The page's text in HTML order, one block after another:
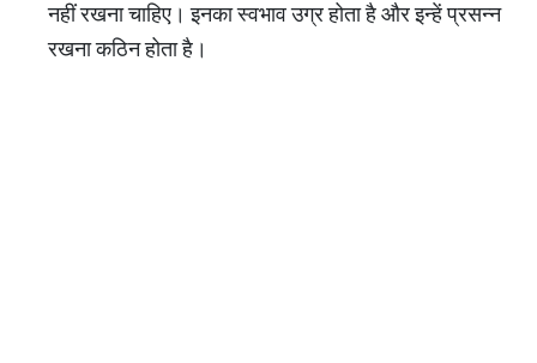
नहीं रखना चाहिए। इनका स्वभाव उग्र होता है और इन्हें प्रसन्न
रखना कठिन होता है।